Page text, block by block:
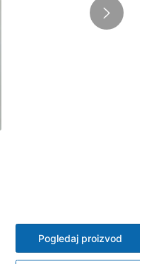
Pogledaj proizvod